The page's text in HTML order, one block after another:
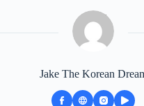
Jake The Korean